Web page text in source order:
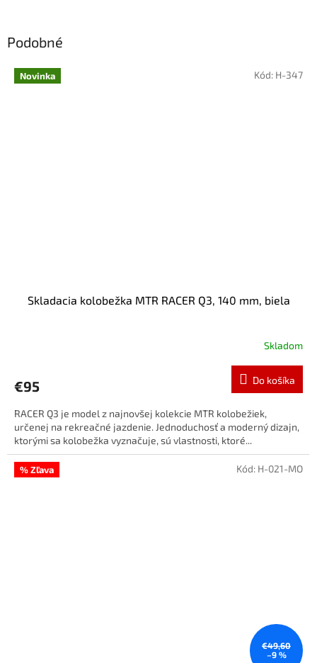
Podobné
Novinka
Skladacia kolobežka MTR RACER Q3, 140 mm, biela
Skladom
€95 Do košíka
RACER Q3 je model z najnovšej kolekcie MTR kolobežiek,
určenej na rekreačné jazdenie. Jednoduchosť a moderný dizajn,
ktorými sa kolobežka vyznačuje, sú vlastnosti, ktoré...
Kód: H-347
% Zľava
€49,60
–9 %
Kód: H-021-MO